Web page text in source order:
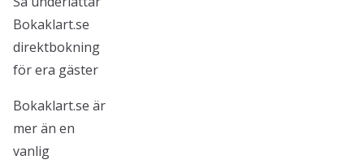
Bokaklart.se
direktbokning
för era gäster
Bokaklart.se är
mer än en
vanlig